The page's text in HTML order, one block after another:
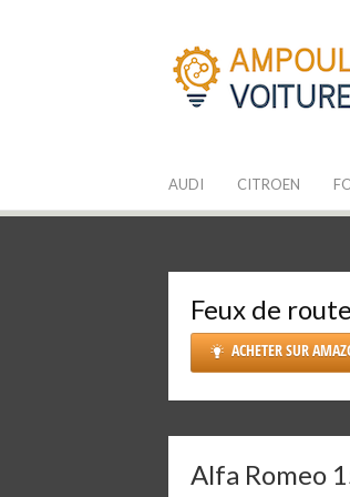
AUDI CITROEN
Feux de
ACHETER SUR
Alfa Romeo